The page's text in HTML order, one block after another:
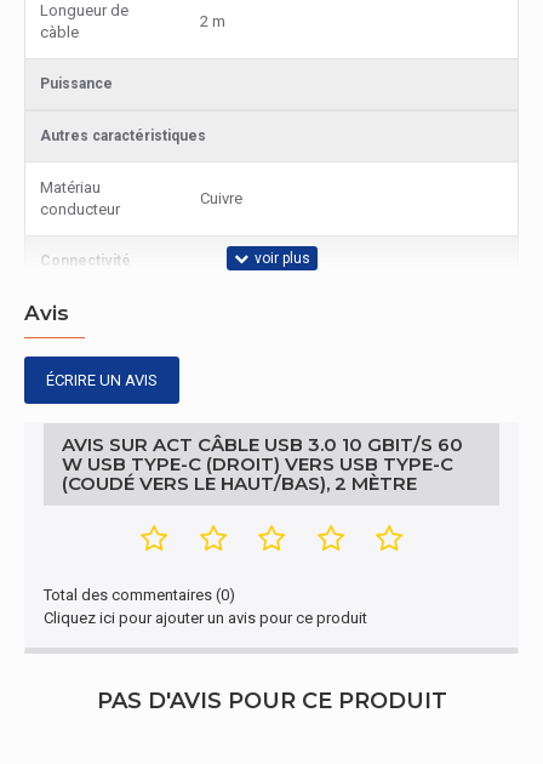
Longueur de
càble
2 m
Puissance
Autres caractéristiques
Matériau
conducteur
Cuivre
Connectivité
Version USB
Connectivité
1.4
Détails techniques
Période de
5 année(s)
Avis
ÉCRIRE UN AVIS
AVIS SUR ACT CÂBLE USB 3.0 10 GBIT/S 60
W USB TYPE-C (DROIT) VERS USB TYPE-C
(COUDÉ VERS LE HAUT/BAS), 2 MÈTRE
Total des commentaires (0)
Cliquez ici pour ajouter un avis pour ce produit
PAS D'AVIS POUR CE PRODUIT